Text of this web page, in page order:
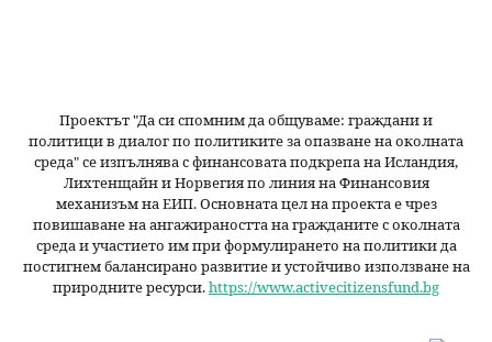
Проектът "Да си спомним даобщуваме: граждани и
политици в диалог по политиките за опазване на околната
среда" се изпълнява с финансовата подкрепа на Исландия,
Лихтенщайн и Норвегия по линия на Финансовия
механизъм на ЕИП. Основната цел на проекта е чрез
повишаване на ангажираността на гражданите с околната
среда и участието им при формулирането на политики да
постигнем балансирано развитие и устойчиво използване на
природните ресурси.https://www.activecitizensfund.bg